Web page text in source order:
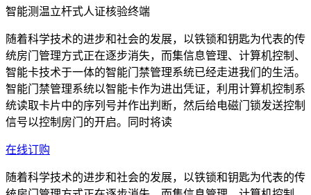
智能测温立杆式人证核验终端
随着科学技术的进步和社会的发展，以铁锁和钥匙为代表的传
统房门管理方式正在逐步消失，而集信息管理、计算机控制、
智能卡技术于一体的智能门禁管理系统已经走进我们的生活。
智能门禁管理系统以智能卡作为进出凭证，利用计算机控制系
统读取卡片中的序列号并作出判断，然后给电磁门锁发送控制
信号以控制房门的开启。同时将读
在线订购
随着科学技术的进步和社会的发展，以铁锁和钥匙为代表的传